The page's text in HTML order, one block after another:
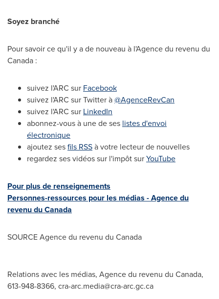
Soyez branché
Pour savoir ce qu'il y a de nouveau à l'Agence du revenu du
Canada :
suivez l'ARC sur Facebook
suivez l'ARC sur Twitter à@AgenceRevCan
suivez l'ARC sur LinkedIn
abonnez-vous à une de ses listes d'envoi
électronique
ajoutez sesfils RSSà votre lecteur de nouvelles
regardez ses vidéos sur l'impôt surYouTube
Pour plus de renseignements
Personnes-ressources pour les médias - Agence du
revenu duCanada
SOURCE Agence du revenu du Canada
Relations avec les médias, Agence du revenu du Canada,
613-948-8366, cra-arc.media@cra-arc.gc.ca